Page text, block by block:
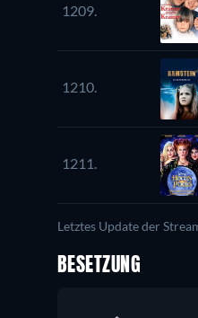
1209.
1210.
1211.
Letztes Update der
BESETZUNG